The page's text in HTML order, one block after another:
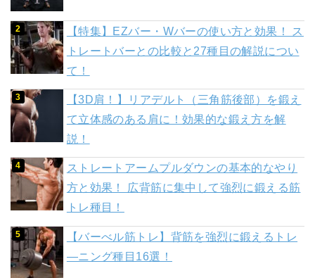
【特集】EZバー・Wバーの使い方と効果！ ス
トレートバーとの比較と27種目の解説につい
て！
【3D肩！】リアデルト（三角筋後部）を鍛え
て立体感のある肩に！効果的な鍛え方を解
説！
ストレートアームプルダウンの基本的なやり
方と効果！ 広背筋に集中して強烈に鍛える筋
トレ種目！
【バーべル筋トレ】背筋を強烈に鍛えるトレ
―ニング種目16選！